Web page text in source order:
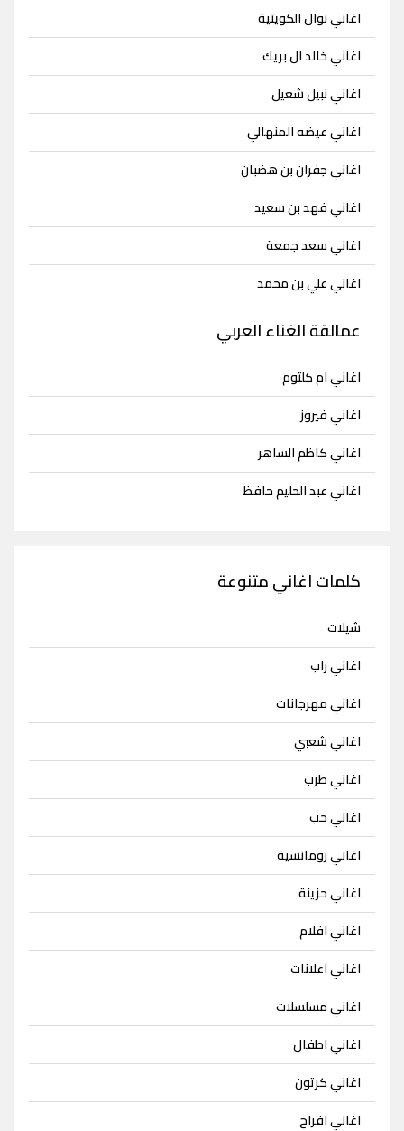
اغاني نوال الكويتية
اغاني خالد ال بريك
اغاني نبيل شعيل
اغاني عيضه المنهالي
اغاني جفران بن هضبان
اغاني فهد بن سعيد
اغاني سعد جمعة
اغاني علي بن محمد
عمالقة الغناء العربي
اغاني ام كلثوم
اغاني فيروز
اغاني كاظم الساهر
اغاني عبد الحليم حافظ
كلمات اغاني متنوعة
شيلات
اغاني راب
اغاني مهرجانات
اغاني شعبي
اغاني طرب
اغاني حب
اغاني رومانسية
اغاني حزينة
اغاني افلام
اغاني اعلانات
اغاني مسلسلات
اغاني اطفال
اغاني كرتون
اغاني افراح